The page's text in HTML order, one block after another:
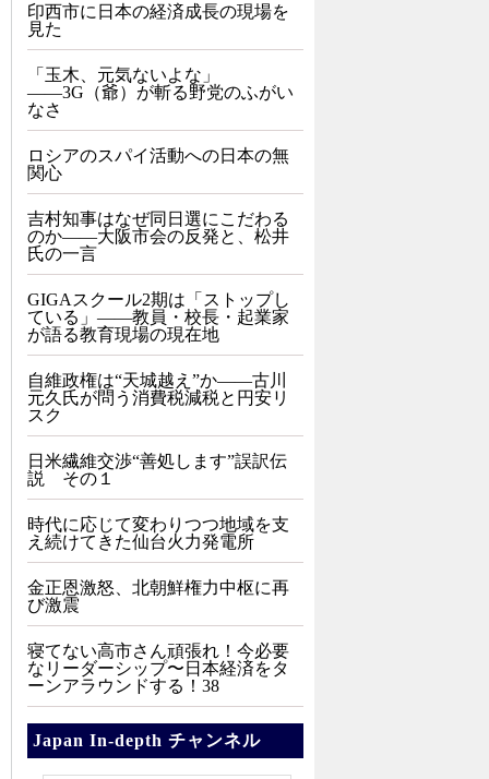
印西市に日本の経済成長の現場を
見た
「玉木、元気ないよな」
――3G（爺）が斬る野党のふがい
なさ
ロシアのスパイ活動への日本の無
関心
吉村知事はなぜ同日選にこだわる
のか――大阪市会の反発と、松井
氏の一言
GIGAスクール2期は「ストップし
ている」——教員・校長・起業家
が語る教育現場の現在地
自維政権は“天城越え”か――古川
元久氏が問う消費税減税と円安リ
スク
日米繊維交渉“善処します”誤訳伝
説 その１
時代に応じて変わりつつ地域を支
え続けてきた仙台火力発電所
金正恩激怒、北朝鮮権力中枢に再
び激震
寝てない高市さん頑張れ！今必要
なリーダーシップ〜日本経済をタ
ーンアラウンドする！38
Japan In-depth チャンネル